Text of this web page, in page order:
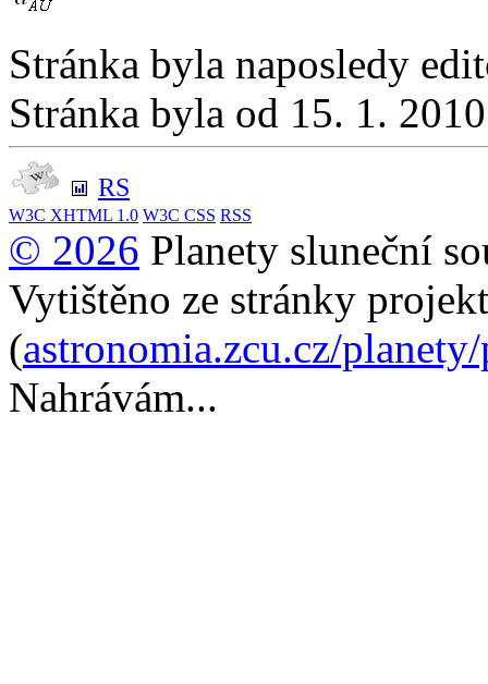
Stránka byla naposledy
Stránka byla od 15. 1.
RS
W3C XHTML 1.0 W3C CSS RSS
© 2026 Planety sluneční
Vytištěno ze stránky
(astronomia.zcu.cz/
Nahrávám...